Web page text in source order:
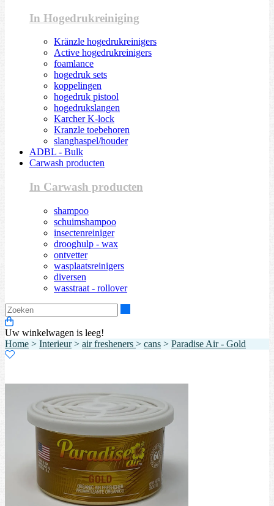
In Hogedrukreiniging
Kränzle hogedrukreinigers
Active hogedrukreinigers
foamlance
hogedruk sets
koppelingen
hogedruk pistool
hogedrukslangen
Karcher K-lock
Kranzle toebehoren
slanghaspel/houder
ADBL - Bulk
Carwash producten
In Carwash producten
shampoo
schuimshampoo
insectenreiniger
drooghulp - wax
ontvetter
wasplaatsreinigers
diversen
wasstraat - rollover
Uw winkelwagen is leeg!
Home > Interieur> air fresheners > cans > Paradise Air - Gold